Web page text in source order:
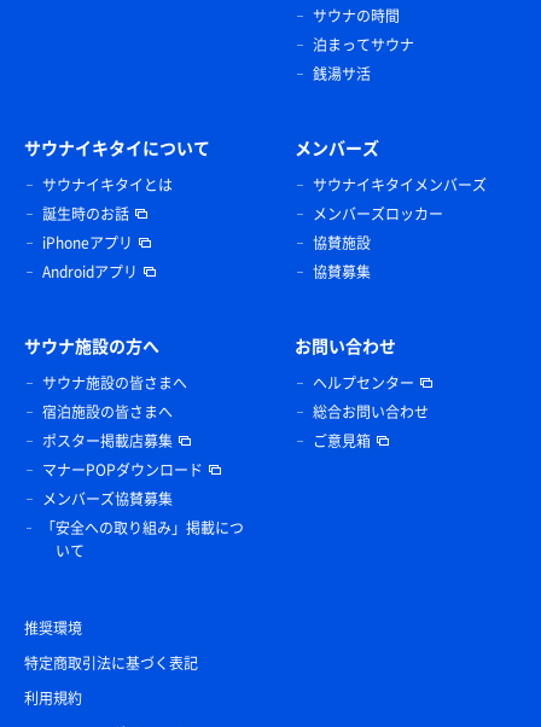
サウナの時間
泊まってサウナ
銭湯サ活
サウナイキタイについて
サウナイキタイとは
誕生時のお話
iPhoneアプリ
Androidアプリ
メンバーズ
サウナイキタイメンバーズ
メンバーズロッカー
協賛施設
協賛募集
サウナ施設の方へ
サウナ施設の皆さまへ
宿泊施設の皆さまへ
ポスター掲載店募集
マナーPOPダウンロード
メンバーズ協賛募集
「安全への取り組み」掲載につ
いて
お問い合わせ
ヘルプセンター
総合お問い合わせ
ご意見箱
推奨環境
特定商取引法に基づく表記
利用規約